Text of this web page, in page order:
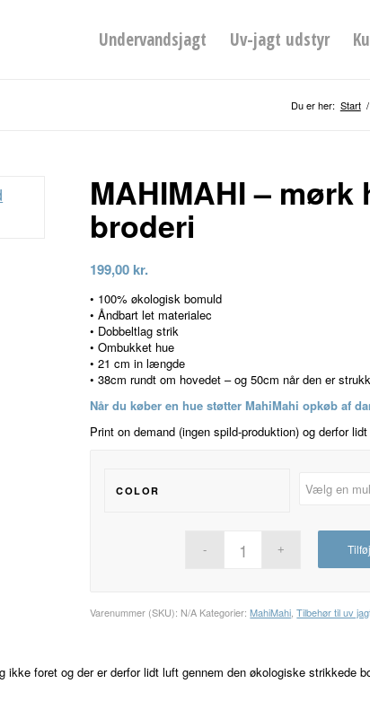
Undervandsjagt Uv-jagt udstyr
Du er her: Start /
MAHIMAHI –
broderi
199,00 kr.
• 100% økologisk bomuld
• Åndbart let materialec
• Dobbeltlag strik
• Ombukket hue
• 21 cm in længde
• 38cm rundt om hovedet – og 50cm når den er
Når du køber en hue støtter MahiMahi opkøb af
Print on demand (ingen spild-produktion) og derfor
COLOR
Varenummer (SKU): N/A Kategorier:MahiMahi ,Tilbehør til uv
foret og der er derfor lidt luft gennem den økologiske strikkede